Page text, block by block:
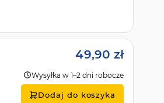
49,90 zł
Wysyłka w 1–2 dni robocze
Dodaj do koszyka